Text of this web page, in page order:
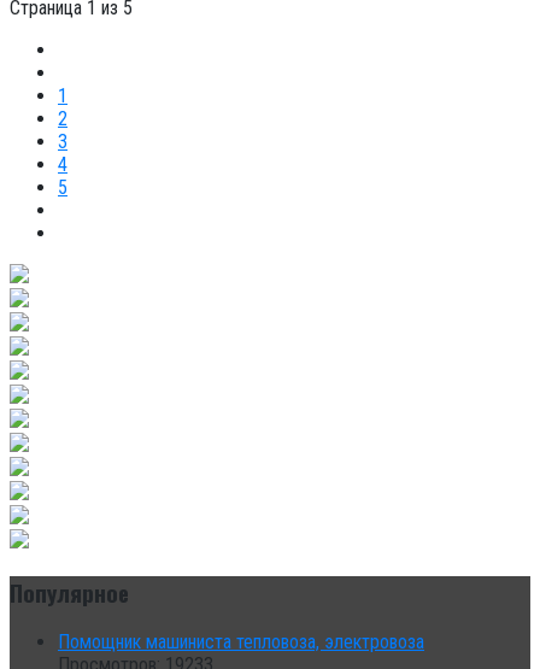
Страница 1 из 5
1
2
3
4
5
Популярное
Помощник машиниста тепловоза, электровоза